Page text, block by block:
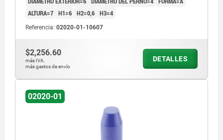
Forma A: perno de alojamiento cilíndrico
Forma C: perno de alojamiento aplanado
ALTURA=7 H1=6 H2=0,6 H3=4
Referencia: 02020-01-10607
$2,256.60
más IVA.
más gastos de envío
DETALLES
02020-01